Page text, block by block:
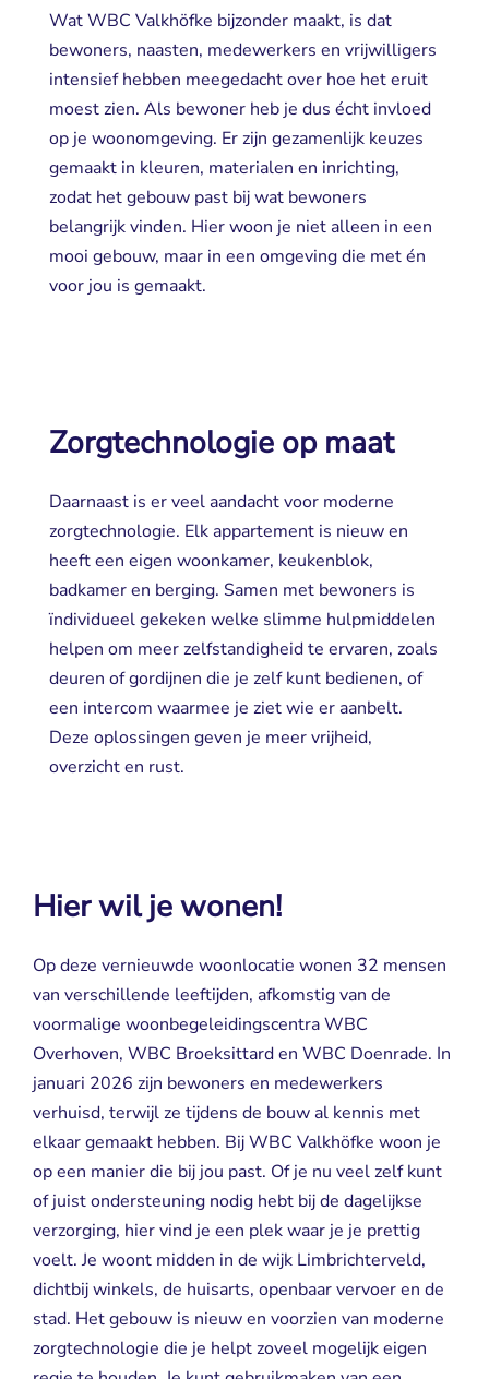
Wat WBC Valkhöfke bijzonder maakt, is dat
bewoners, naasten, medewerkers en vrijwilligers
intensief hebben meegedacht over hoe het eruit
moest zien. Als bewoner heb je dus écht invloed
op je woonomgeving. Er zijn gezamenlijk keuzes
gemaakt in kleuren, materialen en inrichting,
zodat het gebouw past bij wat bewoners
belangrijk vinden. Hier woon je niet alleen in een
mooi gebouw, maar in een omgeving die met én
voor jou is gemaakt.
Zorgtechnologie op maat
Daarnaast is er veel aandacht voor moderne
zorgtechnologie. Elk appartement is nieuw en
heeft een eigen woonkamer, keukenblok,
badkamer en berging. Samen met bewoners is
ïndividueel gekeken welke slimme hulpmiddelen
helpen om meer zelfstandigheid te ervaren, zoals
deuren of gordijnen die je zelf kunt bedienen, of
een intercom waarmee je ziet wie er aanbelt.
Deze oplossingen geven je meer vrijheid,
overzicht en rust.
Hier wil je wonen!
Op deze vernieuwde woonlocatie wonen 32 mensen
van verschillende leeftijden, afkomstig van de
voormalige woonbegeleidingscentra WBC
Overhoven, WBC Broeksittard en WBC Doenrade. In
januari 2026 zijn bewoners en medewerkers
verhuisd, terwijl ze tijdens de bouw al kennis met
elkaar gemaakt hebben. Bij WBC Valkhöfke woon je
op een manier die bij jou past. Of je nu veel zelf kunt
of juist ondersteuning nodig hebt bij de dagelijkse
verzorging, hier vind je een plek waar je je prettig
voelt. Je woont midden in de wijk Limbrichterveld,
dichtbij winkels, de huisarts, openbaar vervoer en de
stad. Het gebouw is nieuw en voorzien van moderne
zorgtechnologie die je helpt zoveel mogelijk eigen